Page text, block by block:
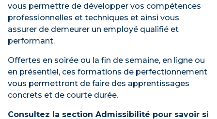
Objectifs
Au terme de cette formation, les participants
seront en mesure de:
Appliquer des stratégies afin de susciter
la mobilisation des équipes en cohérence
avec les objectifs organisationnels
Utiliser des stratégies de gestion
Éléments du contenu de la formation
Distinguer personnalité difficile,
Triangle de Karpman
Gestion de conflits et de situations
anormales et adaptation de l'approche
vous permettre de développer vos compétences
professionnelles et techniques et ainsi vous
assurer de demeurer un employé qualifié et
performant.
Offertes en soirée ou la fin de semaine, en ligne ou
en présentiel, ces formations de perfectionnement
vous permettront de faire des apprentissages
concrets et de courte durée.
Consultez la section Admissibilité pour savoir si